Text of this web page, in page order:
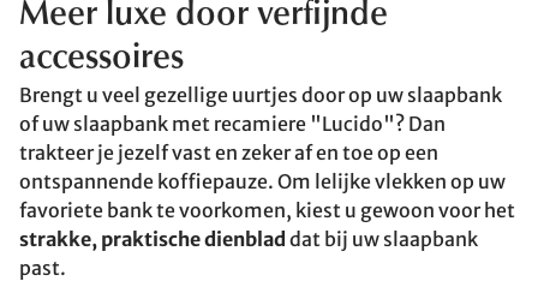
Meer luxe door verfijnde
accessoires
Brengt u veel gezellige uurtjes door op uw slaapbank
of uw slaapbank met recamiere "Lucido"? Dan
trakteer je jezelf vast en zeker af en toe op een
ontspannende koffiepauze. Om lelijke vlekken op uw
favoriete bank te voorkomen, kiest u gewoon voor het
strakke, praktische dienblad dat bij uw slaapbank
past.